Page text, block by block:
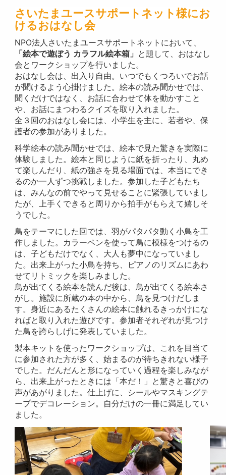
さいたまユースサポートネット様にお
けるおはなし会
NPO法人さいたまユースサポートネットにおいて、
「絵本で遊ぼう カラフル絵本箱」 と題して、おはなし
会とワークショップを行いました。
おはなし会は、出入り自由。いつでもくつろいでお話
が聞けるよう心掛けました。絵本の読み聞かせでは、
聞くだけではなく、お話に合わせて体を動かすこと
や、お話にまつわるクイズを取り入れました。
全３回のおはなし会には、小学生を主に、若者や、保
護者の参加がありました。
科学絵本の読み聞かせでは、絵本で見た驚きを実際に
体験しました。絵本と同じように紙を折ったり、丸め
て楽しんだり、紙の強さを見る場面では、本当にでき
るのか一人ずつ挑戦しました。参加した子どもたち
は、みんなの前でやって見せることに緊張していまし
たが、上手くできると周りから拍手がもらえて嬉しそ
うでした。
鳥をテーマにした回では、羽がパタパタ動く小鳥を工
作しました。カラーペンを使って鳥に模様をつけるの
は、子どもだけでなく、大人も夢中になっていまし
た。出来上がった小鳥を持ち、ピアノのリズムにあわ
せてリトミックを楽しみました。
鳥が出てくる絵本を読んだ後は、鳥が出てくる絵本さ
がし。施設に所蔵の本の中から、鳥を見つけだしま
す。身近にあるたくさんの絵本に触れるきっかけにな
ればと取り入れた遊びです。参加者それぞれが見つけ
た鳥を誇らしげに発表していました。
製本キットを使ったワークショップは、これを目当て
に参加された方が多く、始まるのが待ちきれない様子
でした。だんだんと形になっていく過程を楽しみなが
ら、出来上がったときには「本だ！」と驚きと喜びの
声があがりました。仕上げに、シールやマスキングテ
ープでデコレーション。自分だけの一冊に満足してい
ました。